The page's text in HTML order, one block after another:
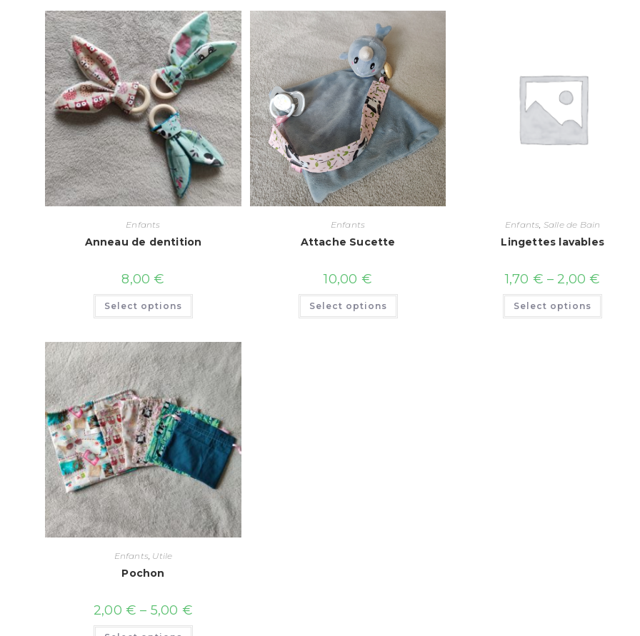
Enfants
Anneau de dentition
8,00 €
Select options
Enfants
Attache Sucette
10,00 €
Select options
Enfants, Salle de Bain
Lingettes lavables
1,70 € – 2,00 €
Select options
Enfants Utile
Pochon
2,00 € – 5,00 €